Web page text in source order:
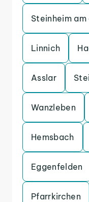
Steinheim am
Linnich
Asslar
Wanzleben
Hemsbach
Eggenfelden
Pfarrkirchen